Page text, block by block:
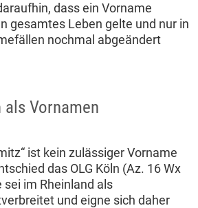
dass ein Vorname
gesamtes Leben gelte und nur in
nochmal abgeändert
Vornamen
ist kein zulässiger Vorname
das OLG Köln (Az. 16 Wx
im Rheinland als
und eigne sich daher